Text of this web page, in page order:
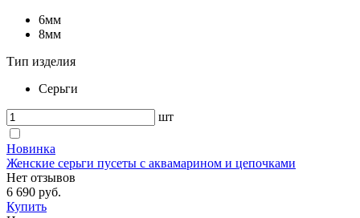
6мм
8мм
Тип изделия
Серьги
шт
Новинка
Женские серьги пусеты с аквамарином и цепочками
Нет отзывов
6 690 руб.
Купить